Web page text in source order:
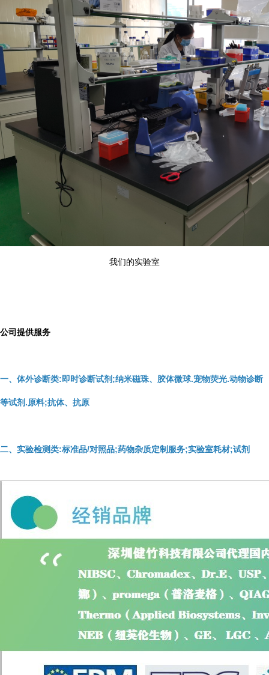
我们的实验室
公司提供服务
一、体外诊断类:即时诊断试剂;纳米磁珠、胶体微球.宠物荧光.动物诊断
等试剂.原料;抗体、抗原
二、实验检测类:标准品/对照品;药物杂质定制服务;实验室耗材;试剂